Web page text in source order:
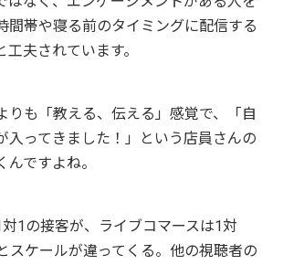
間帯や寝る前のタイミングに配信する
夫されています。
りも「教える、伝える」感覚で、「自
入ってきました！」という店員さんの
ですよね。
1の接客が、ライブコマースは1対
スケールが違ってくる。他の視聴者の